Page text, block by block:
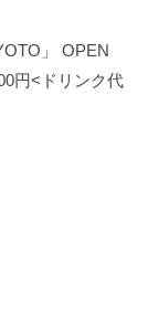
」 OPEN
円<ドリンク代